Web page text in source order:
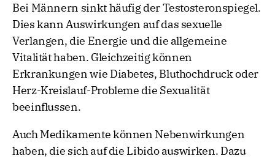
Bei Männern sinkt häufig der Testosteronspiegel.
Dies kann Auswirkungen auf das sexuelle
Verlangen, die Energie und die allgemeine
Vitalität haben. Gleichzeitig können
Erkrankungen wie Diabetes, Bluthochdruck oder
Herz-Kreislauf-Probleme die Sexualität
beeinflussen.
Auch Medikamente können Nebenwirkungen
haben, die sich auf die Libido auswirken. Dazu